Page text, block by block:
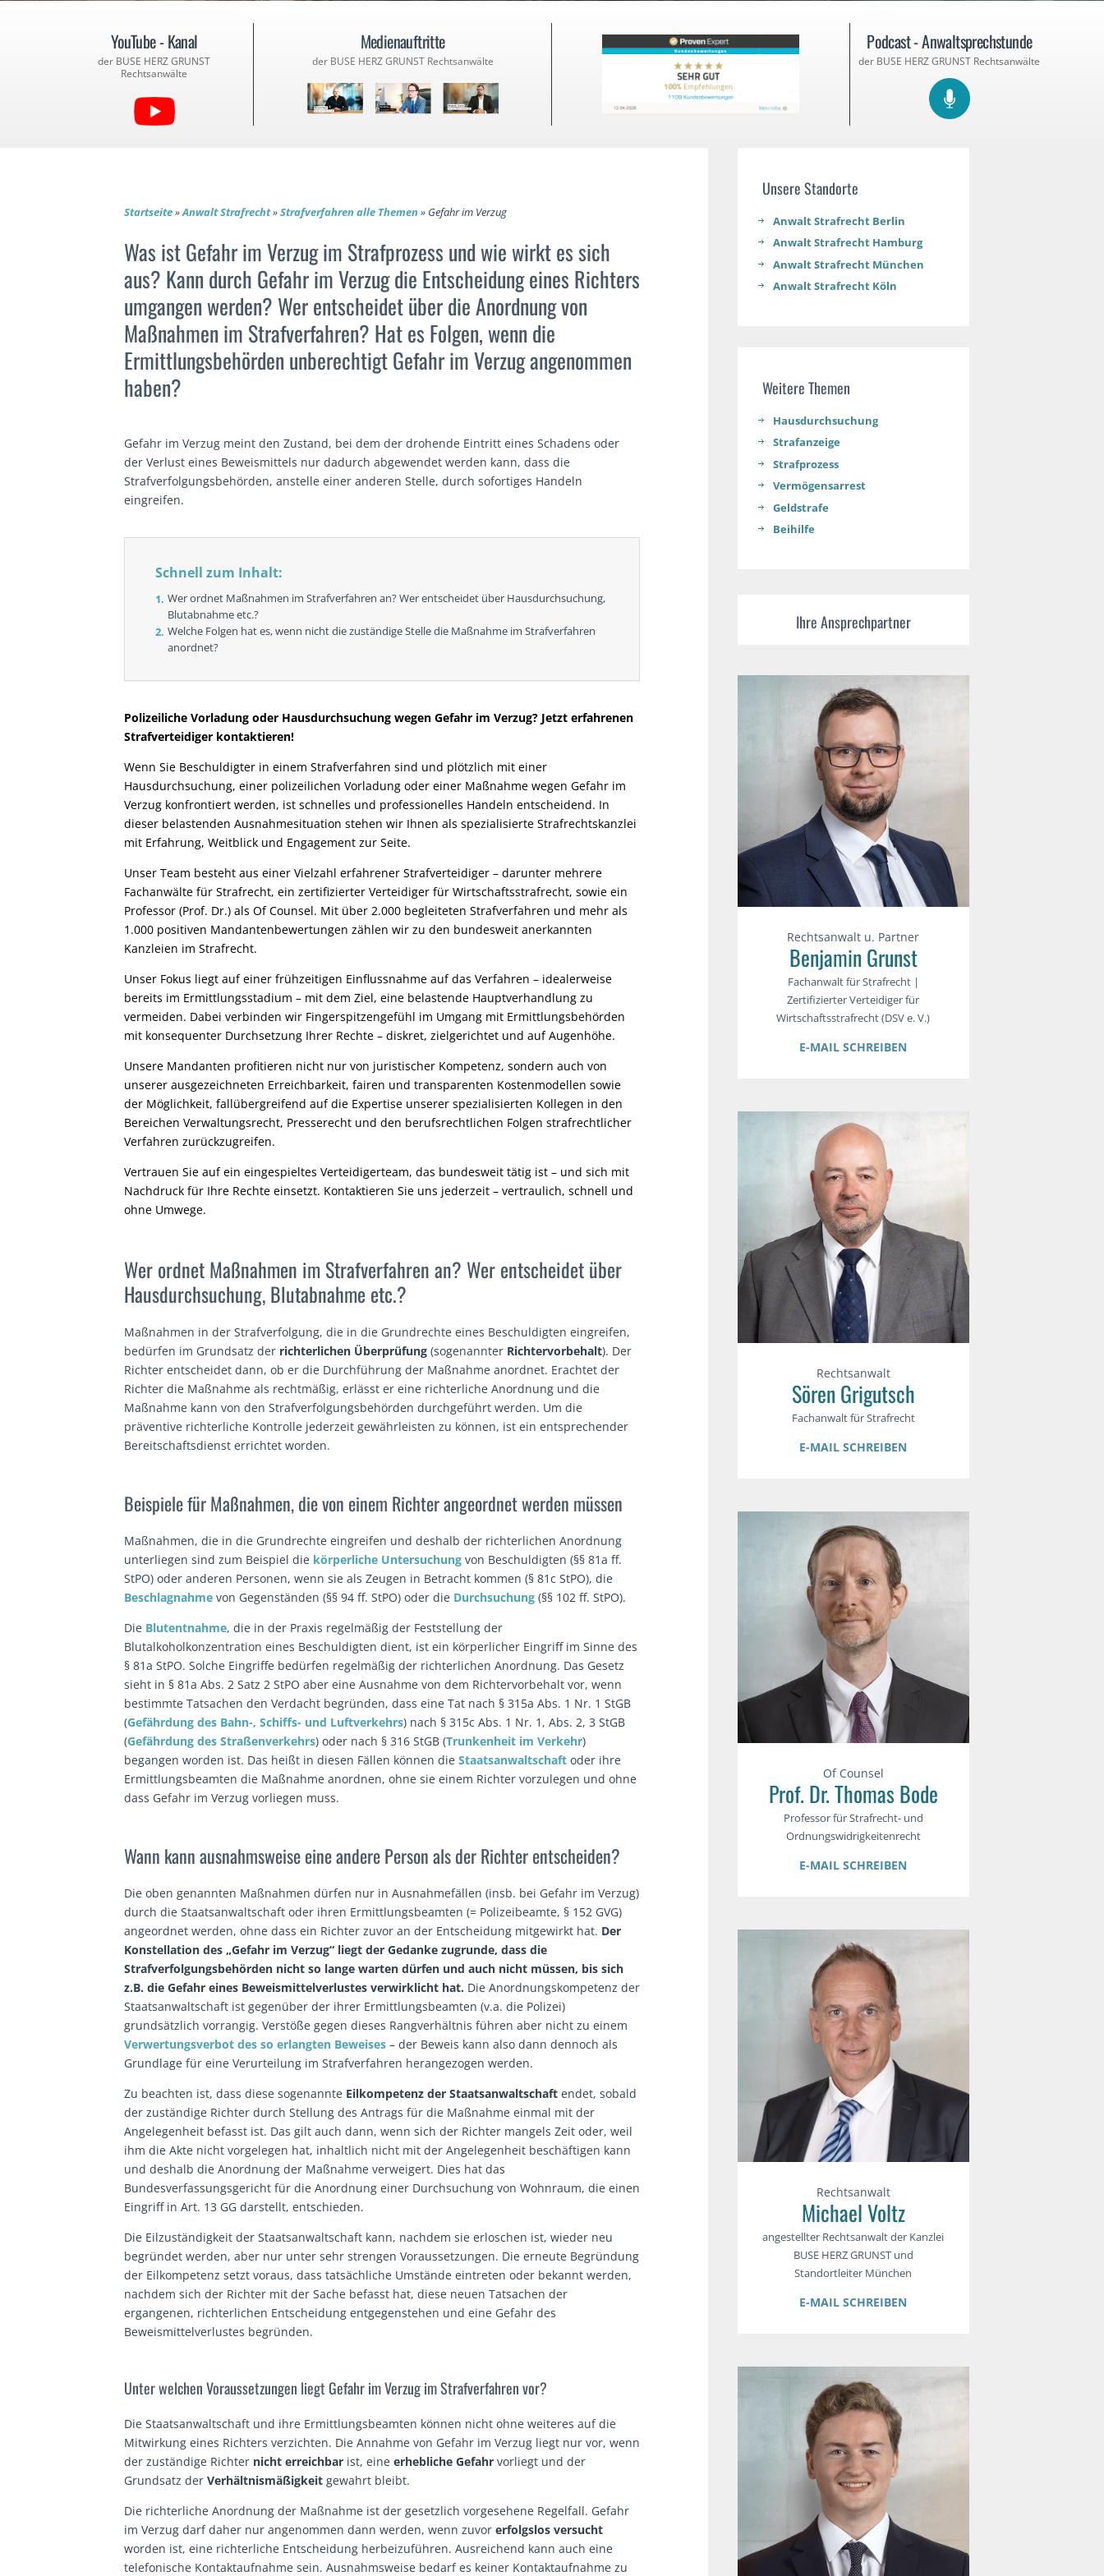
YouTube - Kanal
der BUSE HERZ GRUNST
Rechtsanwälte
Medienauftritte
der BUSE HERZ GRUNST Rechtsanwälte
Podcast - Anwaltsprechstunde
der BUSE HERZ GRUNST Rechtsanwälte
Startseite»Anwalt Strafrecht»Strafverfahren alle Themen » Gefahr im Verzug
Was ist Gefahr im Verzug im Strafprozess und wie wirkt es sich
aus? Kann durch Gefahr im Verzug die Entscheidung eines Richters
umgangen werden? Wer entscheidet über die Anordnung von
Maßnahmen im Strafverfahren? Hat es Folgen, wenn die
Ermittlungsbehörden unberechtigt Gefahr im Verzug angenommen
haben?
Gefahr im Verzug meint den Zustand, bei dem der drohende Eintritt eines Schadens oder
der Verlust eines Beweismittels nur dadurch abgewendet werden kann, dass die
Strafverfolgungsbehörden, anstelle einer anderen Stelle, durch sofortiges Handeln
eingreifen.
Schnell zum Inhalt:
Wer ordnet Maßnahmen im Strafverfahren an? Wer entscheidet über Hausdurchsuchung,
Blutabnahme etc.?
Welche Folgen hat es, wenn nicht die zuständige Stelle die Maßnahme im Strafverfahren
anordnet?
Polizeiliche Vorladung oder Hausdurchsuchung wegen Gefahr im Verzug? Jetzt erfahrenen
Strafverteidiger kontaktieren!
Wenn Sie Beschuldigter in einem Strafverfahren sind und plötzlich mit einer
Hausdurchsuchung, einer polizeilichen Vorladung oder einer Maßnahme wegen Gefahr im
Verzug konfrontiert werden, ist schnelles und professionelles Handeln entscheidend. In
dieser belastenden Ausnahmesituation stehen wir Ihnen als spezialisierte Strafrechtskanzlei
mit Erfahrung, Weitblick und Engagement zur Seite.
Unser Team besteht aus einer Vielzahl erfahrener Strafverteidiger – darunter mehrere
Fachanwälte für Strafrecht, ein zertifizierter Verteidiger für Wirtschaftsstrafrecht, sowie ein
Professor (Prof. Dr.) als Of Counsel. Mit über 2.000 begleiteten Strafverfahren und mehr als
1.000 positiven Mandantenbewertungen zählen wir zu den bundesweit anerkannten
Kanzleien im Strafrecht.
Unser Fokus liegt auf einer frühzeitigen Einflussnahme auf das Verfahren – idealerweise
bereits im Ermittlungsstadium – mit dem Ziel, eine belastende Hauptverhandlung zu
vermeiden. Dabei verbinden wir Fingerspitzengefühl im Umgang mit Ermittlungsbehörden
mit konsequenter Durchsetzung Ihrer Rechte – diskret, zielgerichtet und auf Augenhöhe.
Unsere Mandanten profitieren nicht nur von juristischer Kompetenz, sondern auch von
unserer ausgezeichneten Erreichbarkeit, fairen und transparenten Kostenmodellen sowie
der Möglichkeit, fallübergreifend auf die Expertise unserer spezialisierten Kollegen in den
Bereichen Verwaltungsrecht, Presserecht und den berufsrechtlichen Folgen strafrechtlicher
Verfahren zurückzugreifen.
Vertrauen Sie auf ein eingespieltes Verteidigerteam, das bundesweit tätig ist – und sich mit
Nachdruck für Ihre Rechte einsetzt. Kontaktieren Sie uns jederzeit – vertraulich, schnell und
ohne Umwege.
Wer ordnet Maßnahmen im Strafverfahren an? Wer entscheidet über
Hausdurchsuchung, Blutabnahme etc.?
Maßnahmen in der Strafverfolgung, die in die Grundrechte eines Beschuldigten eingreifen,
bedürfen im Grundsatz der richterlichen Überprüfung (sogenannter Richtervorbehalt). Der
Richter entscheidet dann, ob er die Durchführung der Maßnahme anordnet. Erachtet der
Richter die Maßnahme als rechtmäßig, erlässt er eine richterliche Anordnung und die
Maßnahme kann von den Strafverfolgungsbehörden durchgeführt werden. Um die
präventive richterliche Kontrolle jederzeit gewährleisten zu können, ist ein entsprechender
Bereitschaftsdienst errichtet worden.
Beispiele für Maßnahmen, die von einem Richter angeordnet werden müssen
Maßnahmen, die in die Grundrechte eingreifen und deshalb der richterlichen Anordnung
unterliegen sind zum Beispiel die körperliche Untersuchung von Beschuldigten (§§ 81a ff.
StPO) oder anderen Personen, wenn sie als Zeugen in Betracht kommen (§ 81c StPO), die
Beschlagnahme von Gegenständen (§§ 94 ff. StPO) oder die Durchsuchung (§§ 102 ff. StPO).
Die Blutentnahme, die in der Praxis regelmäßig der Feststellung der
Blutalkoholkonzentration eines Beschuldigten dient, ist ein körperlicher Eingriff im Sinne des
§ 81a StPO. Solche Eingriffe bedürfen regelmäßig der richterlichen Anordnung. Das Gesetz
sieht in § 81a Abs. 2 Satz 2 StPO aber eine Ausnahme von dem Richtervorbehalt vor, wenn
bestimmte Tatsachen den Verdacht begründen, dass eine Tat nach § 315a Abs. 1 Nr. 1 StGB
(Gefährdung des Bahn-, Schiffs- und Luftverkehrs) nach § 315c Abs. 1 Nr. 1, Abs. 2, 3 StGB
(Gefährdung des Straßenverkehrs) oder nach § 316 StGB (Trunkenheit im Verkehr)
begangen worden ist. Das heißt in diesen Fällen können dieStaatsanwaltschaft oder ihre
Ermittlungsbeamten die Maßnahme anordnen, ohne sie einem Richter vorzulegen und ohne
dass Gefahr im Verzug vorliegen muss.
Wann kann ausnahmsweise eine andere Person als der Richter entscheiden?
Die oben genannten Maßnahmen dürfen nur in Ausnahmefällen (insb. bei Gefahr im Verzug)
durch die Staatsanwaltschaft oder ihren Ermittlungsbeamten (= Polizeibeamte, § 152 GVG)
angeordnet werden, ohne dass ein Richter zuvor an der Entscheidung mitgewirkt hat. Der
Konstellation des „Gefahr im Verzug“ liegt der Gedanke zugrunde, dass die
Strafverfolgungsbehörden nicht so lange warten dürfen und auch nicht müssen, bis sich
z.B. die Gefahr eines Beweismittelverlustes verwirklicht hat. Die Anordnungskompetenz der
Staatsanwaltschaft ist gegenüber der ihrer Ermittlungsbeamten (v.a. die Polizei)
grundsätzlich vorrangig. Verstöße gegen dieses Rangverhältnis führen aber nicht zu einem
Verwertungsverbot des so erlangten Beweises – der Beweis kann also dann dennoch als
Grundlage für eine Verurteilung im Strafverfahren herangezogen werden.
Zu beachten ist, dass diese sogenannte Eilkompetenz der Staatsanwaltschaft endet, sobald
der zuständige Richter durch Stellung des Antrags für die Maßnahme einmal mit der
Angelegenheit befasst ist. Das gilt auch dann, wenn sich der Richter mangels Zeit oder, weil
ihm die Akte nicht vorgelegen hat, inhaltlich nicht mit der Angelegenheit beschäftigen kann
und deshalb die Anordnung der Maßnahme verweigert. Dies hat das
Bundesverfassungsgericht für die Anordnung einer Durchsuchung von Wohnraum, die einen
Eingriff in Art. 13 GG darstellt, entschieden.
Die Eilzuständigkeit der Staatsanwaltschaft kann, nachdem sie erloschen ist, wieder neu
begründet werden, aber nur unter sehr strengen Voraussetzungen. Die erneute Begründung
der Eilkompetenz setzt voraus, dass tatsächliche Umstände eintreten oder bekannt werden,
nachdem sich der Richter mit der Sache befasst hat, diese neuen Tatsachen der
ergangenen, richterlichen Entscheidung entgegenstehen und eine Gefahr des
Beweismittelverlustes begründen.
Unter welchen Voraussetzungen liegt Gefahr im Verzug im Strafverfahren vor?
Die Staatsanwaltschaft und ihre Ermittlungsbeamten können nicht ohne weiteres auf die
Mitwirkung eines Richters verzichten. Die Annahme von Gefahr im Verzug liegt nur vor, wenn
der zuständige Richter nicht erreichbar ist, eineerhebliche Gefahr vorliegt und der
Grundsatz derVerhältnismäßigkeit gewahrt bleibt.
Die richterliche Anordnung der Maßnahme ist der gesetzlich vorgesehene Regelfall. Gefahr
im Verzug darf daher nur angenommen dann werden, wenn zuvorerfolgslos versucht
worden ist, eine richterliche Entscheidung herbeizuführen. Ausreichend kann auch eine
telefonische Kontaktaufnahme sein. Ausnahmsweise bedarf es keiner Kontaktaufnahme zu
Unsere Standorte
Anwalt Strafrecht Berlin
Anwalt Strafrecht Hamburg
Anwalt Strafrecht München
Anwalt Strafrecht Köln
Weitere Themen
Hausdurchsuchung
Strafanzeige
Strafprozess
Vermögensarrest
Geldstrafe
Beihilfe
Ihre Ansprechpartner
Rechtsanwalt u. Partner
Benjamin Grunst
Fachanwalt für Strafrecht |
Zertifizierter Verteidiger für
Wirtschaftsstrafrecht (DSV e. V.)
E-MAIL SCHREIBEN
Rechtsanwalt
Sören Grigutsch
Fachanwalt für Strafrecht
E-MAIL SCHREIBEN
Of Counsel
Prof. Dr. Thomas Bode
Professor für Strafrecht- und
Ordnungswidrigkeitenrecht
E-MAIL SCHREIBEN
Rechtsanwalt
Michael Voltz
angestellter Rechtsanwalt der Kanzlei
BUSE HERZ GRUNST und
Standortleiter München
E-MAIL SCHREIBEN